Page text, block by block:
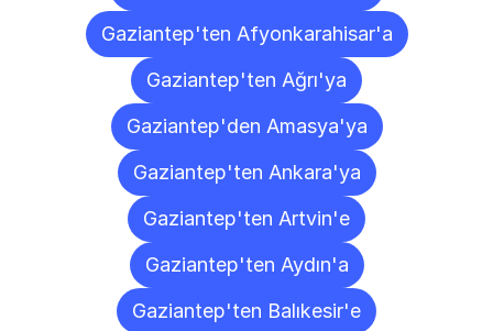
Gaziantep'ten Afyonkarahisar'a
Gaziantep'ten Ağrı'ya
Gaziantep'den Amasya'ya
Gaziantep'ten Ankara'ya
Gaziantep'ten Artvin'e
Gaziantep'ten Aydın'a
Gaziantep'ten Balıkesir'e